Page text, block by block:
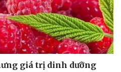
Podcast
Câu chuyện thời sự
Đọc truyện đêm khuya
Cửa sổ tình yêu
giá trị dinh dưỡng